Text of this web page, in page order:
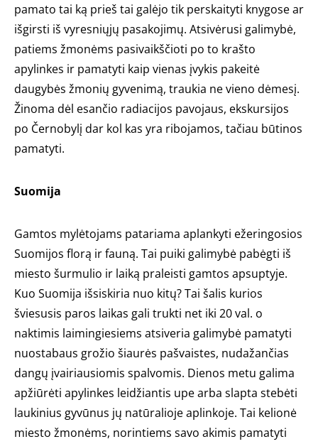
pamato tai ką prieš tai galėjo tik perskaityti knygose ar
išgirsti iš vyresniųjų pasakojimų. Atsivėrusi galimybė,
patiems žmonėms pasivaikščioti po to krašto
apylinkes ir pamatyti kaip vienas įvykis pakeitė
daugybės žmonių gyvenimą, traukia ne vieno dėmesį.
Žinoma dėl esančio radiacijos pavojaus, ekskursijos
po Černobylį dar kol kas yra ribojamos, tačiau būtinos
pamatyti.
Suomija
Gamtos mylėtojams patariama aplankyti ežeringosios
Suomijos florą ir fauną. Tai puiki galimybė pabėgti iš
miesto šurmulio ir laiką praleisti gamtos apsuptyje.
Kuo Suomija išsiskiria nuo kitų? Tai šalis kurios
šviesusis paros laikas gali trukti net iki 20 val. o
naktimis laimingiesiems atsiveria galimybė pamatyti
nuostabaus grožio šiaurės pašvaistes, nudažančias
dangų įvairiausiomis spalvomis. Dienos metu galima
apžiūrėti apylinkes leidžiantis upe arba slapta stebėti
laukinius gyvūnus jų natūralioje aplinkoje. Tai kelionė
miesto žmonėms, norintiems savo akimis pamatyti